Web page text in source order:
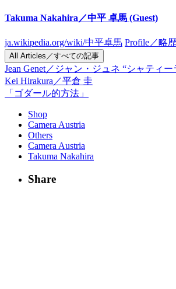
Takuma Nakahira／中平 卓馬 (Guest)
ja.wikipedia.org/wiki/中平卓馬 Profile／略
All Articles／すべての記事
Jean Genet／ジャン・ジュネ “シャティ
Kei Hirakura／平倉 圭
「ゴダール的方法」
Shop
Camera Austria
Others
Camera Austria
Takuma Nakahira
Share